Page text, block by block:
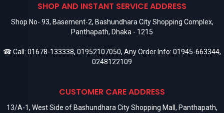
SHOP AND INSTANT SERVICE ADDRESS
Shop No- 93, Basement-2, Bashundhara City Shopping Complex,
Panthapath, Dhaka - 1215
☎ Call: 01678-133338, 01952107050, Any Order Info: 01945-663344,
0248122109
CUSTOMER CARE ADDRESS
13/A-1, West Side of Bashundhara City Shopping Mall, Panthapath,